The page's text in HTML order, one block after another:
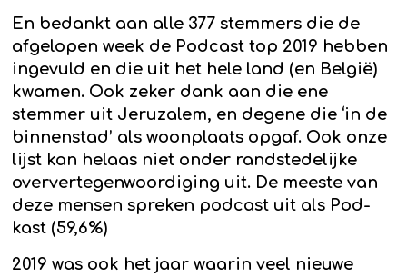
En bedankt aan alle 377 stemmers die de
afgelopen week de Podcast top 2019 hebben
ingevuld en die uit het hele land (en België)
kwamen. Ook zeker dank aan die ene
stemmer uit Jeruzalem, en degene die ‘in de
binnenstad’ als woonplaats opgaf. Ook onze
lijst kan helaas niet onder randstedelijke
oververtegenwoordiging uit. De meeste van
deze mensen spreken podcast uit als Pod-
kast (59,6%)
2019 was ook het jaar waarin veel nieuwe